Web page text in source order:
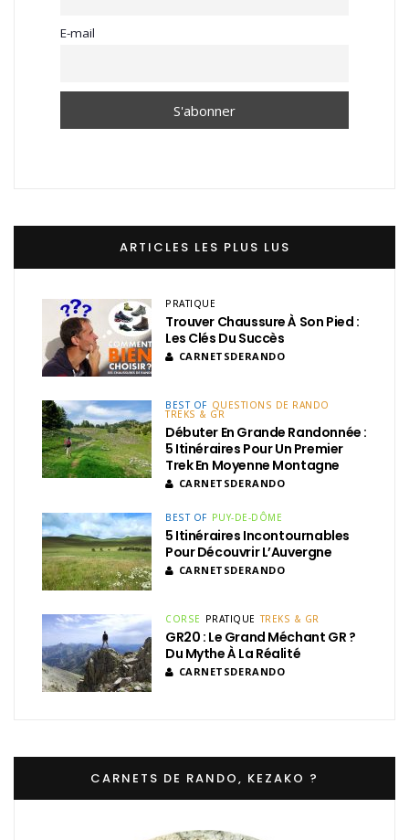
E-mail
ARTICLES LES PLUS LUS
PRATIQUE
Trouver Chaussure À Son Pied :
Les Clés Du Succès
CARNETSDERANDO
BEST OF QUESTIONS DE RANDO
TREKS & GR
Débuter En Grande Randonnée :
5 Itinéraires Pour Un Premier
Trek En Moyenne Montagne
CARNETSDERANDO
BEST OF PUY-DE-DÔME
5 Itinéraires Incontournables
Pour Découvrir L’Auvergne
CARNETSDERANDO
CORSE PRATIQUE TREKS & GR
GR20 : Le Grand Méchant GR ?
Du Mythe À La Réalité
CARNETSDERANDO
CARNETS DE RANDO, KEZAKO ?